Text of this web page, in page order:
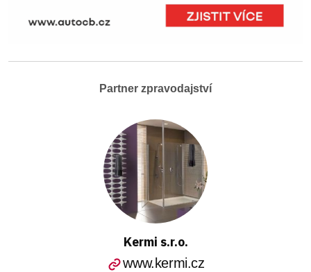
Partner zpravodajství
Kermi s.r.o.
www.kermi.cz